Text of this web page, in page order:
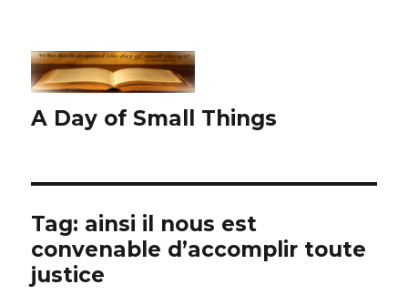
A Day of Small Things
Tag: ainsi il nous est
convenable d’accomplir toute
justice